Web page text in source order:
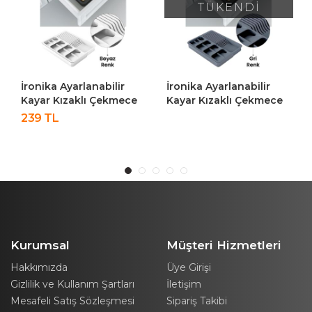
İronika Ayarlanabilir
Kayar Kızaklı Çekmece
İçi Kaşıklık Bıçaklık
239 TL
TÜKENDİ
İronika Ayarlanabilir
Kayar Kızaklı Çekmece
Kurumsal
Hakkımızda
Gizlilik ve Kullanım Şartları
Mesafeli Satış Sözleşmesi
Müşteri Hizmetleri
Üye Girişi
İletişim
Sipariş Takibi